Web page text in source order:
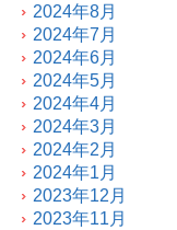
2024年8月
2024年7月
2024年6月
2024年5月
2024年4月
2024年3月
2024年2月
2024年1月
2023年12月
2023年11月